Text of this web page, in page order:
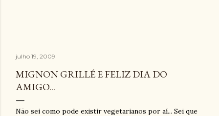
julho 19, 2009
MIGNON GRILLÉ E FELIZ DIA DO
AMIGO...
Não sei como pode existir vegetarianos por aí... Sei que